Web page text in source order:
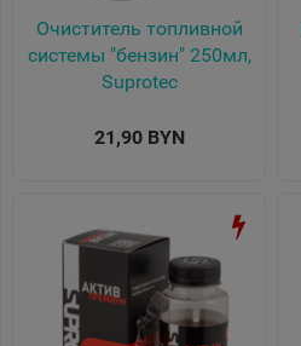
Очиститель топливной
системы "бензин" 250мл,
Suprotec
21,90 BYN